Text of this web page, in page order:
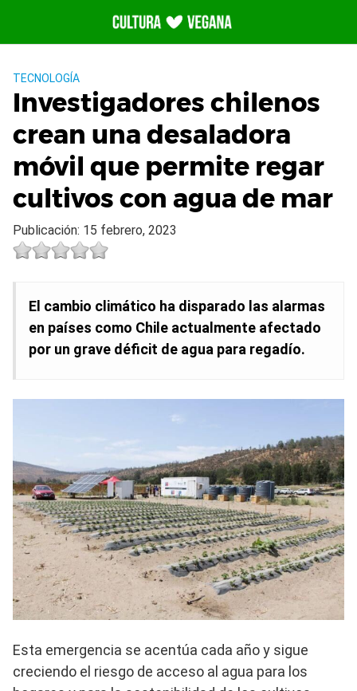
contenido
TECNOLOGÍA
Investigadores chilenos
crean una desaladora
móvil que permite regar
cultivos con agua de mar
Publicación: 15 febrero, 2023
El cambio climático ha disparado las alarmas
en países como Chile actualmente afectado
por un grave déficit de agua para regadío.
Esta emergencia se acentúa cada año y sigue
creciendo el riesgo de acceso al agua para los